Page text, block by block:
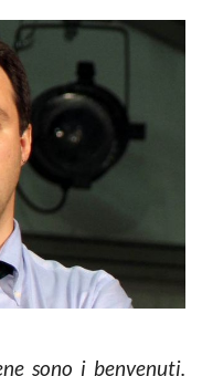
sono i benvenuti.